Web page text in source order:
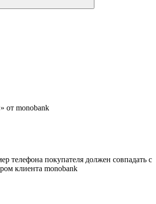
от monobank
телефона покупателя должен совпадать с
клиента monobank